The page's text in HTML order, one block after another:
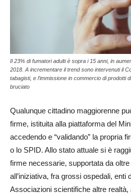
Il 23% di fumatori adulti è sopra i 15 anni, in
2018. A incrementare il trend sono intervenuti il
tabagisti, e l’immissione in commercio di prodotti
bruciato
Qualunque cittadino maggiorenne
firme, istituita alla piattaforma del
accedendo e “validando” la propria
o lo SPID. Allo stato attuale si è
firme necessarie, supportata da
all’iniziativa, fra grossi ospedali, enti
Associazioni scientifiche altre